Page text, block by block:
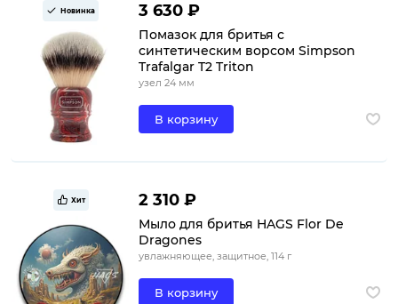
Новинка 3 630 ₽
Помазок для бритья с
синтетическим ворсом Simpson
Trafalgar T2 Triton
узел 24 мм
В корзину
Хит 2 310 ₽
Мыло для бритья HAGS Flor De
Dragones
увлажняющее, защитное, 114 г
В корзину